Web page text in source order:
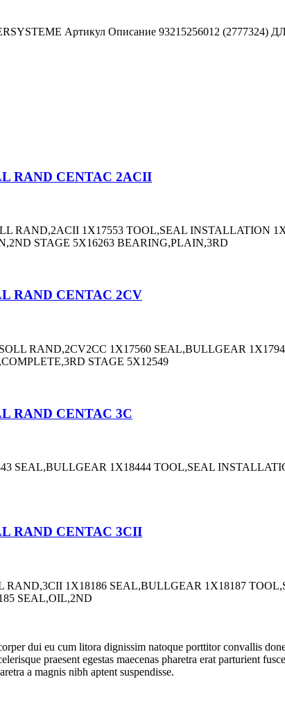
Артикул Описание 93215256012
RAND CENTAC 2ACII
RAND,2ACII 1X17553 TOOL,SEAL INSTALLATION
STAGE 5X16263 BEARING,PLAIN,3RD
RAND CENTAC 2CV
RAND,2CV2CC 1X17560 SEAL,BULLGEAR
STAGE 5X12549
RAND CENTAC 3C
SEAL,BULLGEAR 1X18444 TOOL,SEAL
RAND CENTAC 3CII
1X18186 SEAL,BULLGEAR 1X18187
SEAL,OIL,2ND
dui eu cum litora dignissim natoque porttitor convallis
praesent egestas maecenas pharetra erat parturient
a magnis nibh aptent suspendisse.